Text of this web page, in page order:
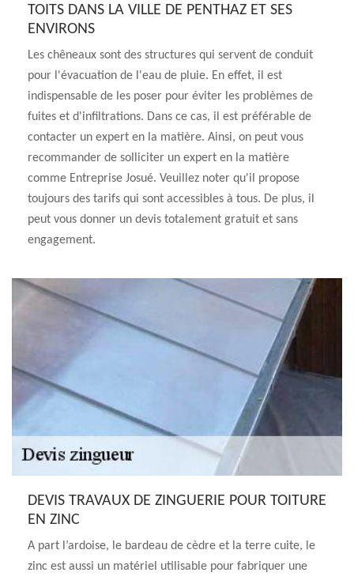
TOITS DANS LA VILLE DE PENTHAZ ET SES
ENVIRONS
Les chêneaux sont des structures qui servent de conduit
pour l'évacuation de l'eau de pluie. En effet, il est
indispensable de les poser pour éviter les problèmes de
fuites et d'infiltrations. Dans ce cas, il est préférable de
contacter un expert en la matière. Ainsi, on peut vous
recommander de solliciter un expert en la matière
comme Entreprise Josué. Veuillez noter qu'il propose
toujours des tarifs qui sont accessibles à tous. De plus, il
peut vous donner un devis totalement gratuit et sans
engagement.
DEVIS TRAVAUX DE ZINGUERIE POUR TOITURE
EN ZINC
A part l’ardoise, le bardeau de cèdre et la terre cuite, le
zinc est aussi un matériel utilisable pour fabriquer une